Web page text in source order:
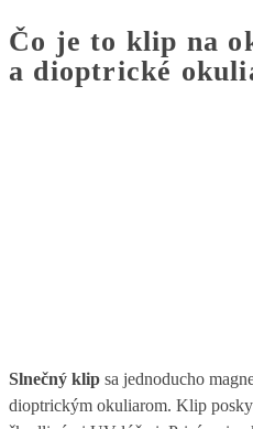
Čo je to klip na
a dioptrické
Slnečný klip sa jednoducho
dioptrickým okuliarom. Klip